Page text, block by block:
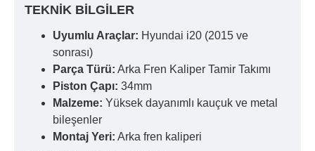
TEKNIK BILGILER
Uyumlu Araçlar: Hyundai i20 (2015 ve
sonrası)
Parça Türü: Arka Fren Kaliper Tamir Takımı
Piston Çapı: 34mm
Malzeme: Yüksek dayanımlı kauçuk ve metal
bileşenler
Montaj Yeri: Arka fren kaliperi